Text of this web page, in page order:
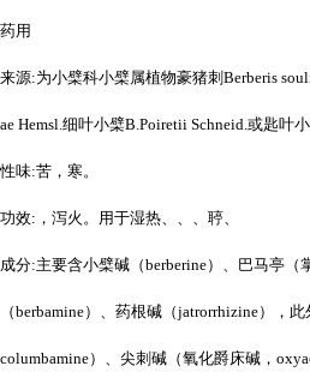
药用
来源:为小檗科小檗属植物豪猪刺Berberis
ae Hemsl.细叶小檗B.Poiretii Schneid.或匙叶小
性味:苦，寒。
功效:，泻火。用于湿热、、、聤、
成分:主要含小檗碱（berberine）、巴马亭（
（berbamine）、药根碱（jatrorrhizine），
columbamine）、尖刺碱（氧化爵床碱，